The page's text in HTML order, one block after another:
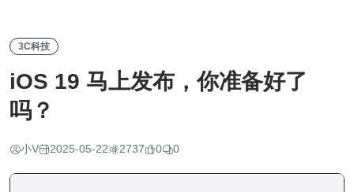
3C科技
iOS 19 马上发布，你准备好了
吗？
小V 2025-05-22 2737 0 0